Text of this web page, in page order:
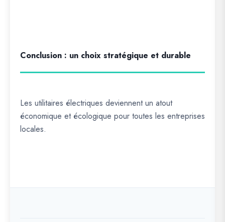
Conclusion : un choix stratégique et durable
Les utilitaires électriques deviennent un atout
économique et écologique pour toutes les entreprises
locales.